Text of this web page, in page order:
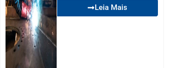
Leia Mais